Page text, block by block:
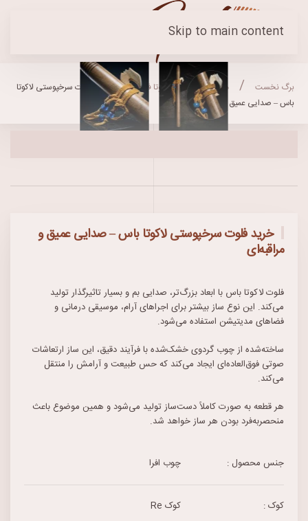
Skip to main content
برگ نخست محصولات لاکوتا فلوت
خرید فلوت سرخپوستی لاکوتا
باس – صدایی عمیق و مراقبه‌ای
خرید فلوت سرخپوستی لاکوتا باس – صدایی عمیق و
مراقبه‌ای
فلوت لاکوتا باس با ابعاد بزرگ‌تر، صدایی بم و بسیار تاثیرگذار تولید
می‌کند. این نوع ساز بیشتر برای اجراهای آرام، موسیقی درمانی و
فضاهای مدیتیشن استفاده می‌شود.
ساخته‌شده از چوب گردوی خشک‌شده با فرآیند دقیق، این ساز ارتعاشات
صوتی فوق‌العاده‌ای ایجاد می‌کند که حس طبیعت و آرامش را منتقل
می‌کند.
هر قطعه به صورت کاملاً دست‌ساز تولید می‌شود و همین موضوع باعث
منحصر‌به‌فرد بودن هر ساز خواهد شد.
جنس محصول : چوب افرا
کوک : کوک Re